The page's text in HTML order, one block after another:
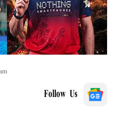
Follow Us